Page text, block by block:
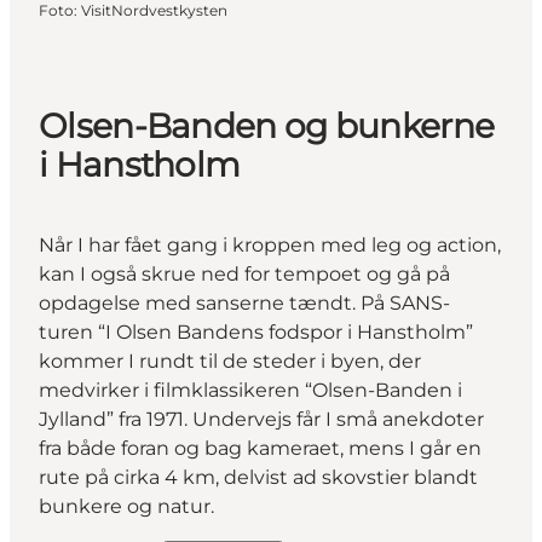
Foto: VisitNordvestkysten
Olsen-Banden og bunkerne
i Hanstholm
Når I har fået gang i kroppen med leg og action,
kan I også skrue ned for tempoet og gå på
opdagelse med sanserne tændt. På SANS-
turen “I Olsen Bandens fodspor i Hanstholm”
kommer I rundt til de steder i byen, der
medvirker i filmklassikeren “Olsen-Banden i
Jylland” fra 1971. Undervejs får I små anekdoter
fra både foran og bag kameraet, mens I går en
rute på cirka 4 km, delvist ad skovstier blandt
bunkere og natur.